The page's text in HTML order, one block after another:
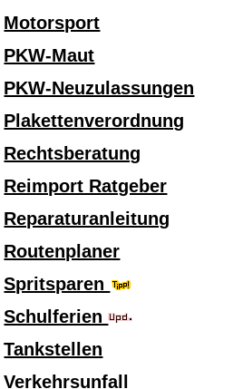
Motorsport
PKW-Maut
PKW-Neuzulassungen
Plakettenverordnung
Rechtsberatung
Reimport Ratgeber
Reparaturanleitung
Routenplaner
Spritsparen
Schulferien
Tankstellen
Verkehrsunfall